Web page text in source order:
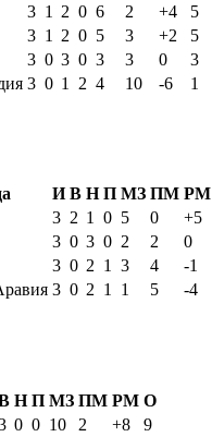
3 1 2 0 6 2 +4
5
3 1 2 0 5 3 +2
5
3 0 3 0 3 3 0
3
3 0 1 2 4 10 -6
1
И В Н П МЗ ПМ РМ
3 2 1 0 5 0 +5
3 0 3 0 2 2 0
3 0 2 1 3 4 -1
3 0 2 1 1 5 -4
Н П МЗ ПМ РМ О
0 0 10 2 +8
9